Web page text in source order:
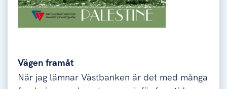
Vägen framåt
När jag lämnar Västbanken är det med många